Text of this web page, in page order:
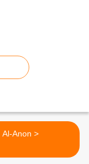
Al-Anon >